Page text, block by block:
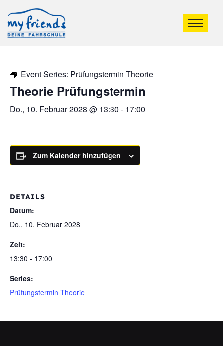
Event Series: Prüfungstermin Theorie
Theorie Prüfungstermin
Do., 10. Februar 2028 @ 13:30 - 17:00
Zum Kalender hinzufügen
DETAILS
Datum:
Do., 10. Februar 2028
Zeit:
13:30 - 17:00
Series:
Prüfungstermin Theorie